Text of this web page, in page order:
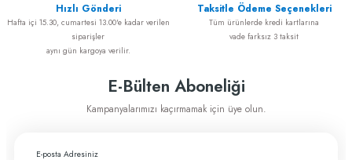
Hızlı Gönderi
Hafta içi 15.30, cumartesi 13.00'e kadar verilen
siparişler
aynı gün kargoya verilir.
Taksitle Ödeme Seçenekleri
Tüm ürünlerde kredi kartlarına
vade farksız 3 taksit
E-Bülten Aboneliği
Kampanyalarımızı kaçırmamak için üye olun.